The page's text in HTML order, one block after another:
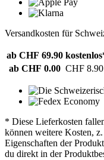
Versandkosten für
ab CHF 69.90
ab CHF 0.00 CHF 8.90
* Diese Lieferkosten
können weitere Kosten,
Eigenschaften der
du direkt in der